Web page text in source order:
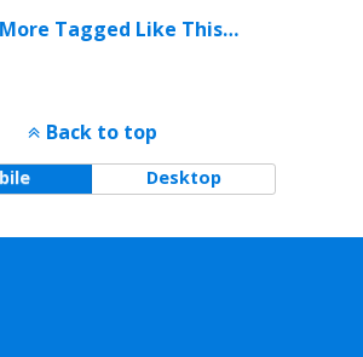
Tagged Like This…
Back to top
Desktop